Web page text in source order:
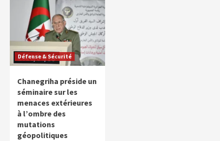
Défense & Sécurité
Chanegriha préside un
séminaire sur les
menaces extérieures
à l’ombre des
mutations
géopolitiques